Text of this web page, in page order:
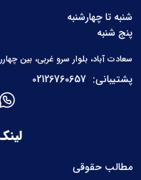
مطالب حقوقی
شنبه تا چهارشنبه
پنج شنبه
سعادت آباد، بلوار سرو غربی، بین چهارراه
پشتیبانی: 02126760657